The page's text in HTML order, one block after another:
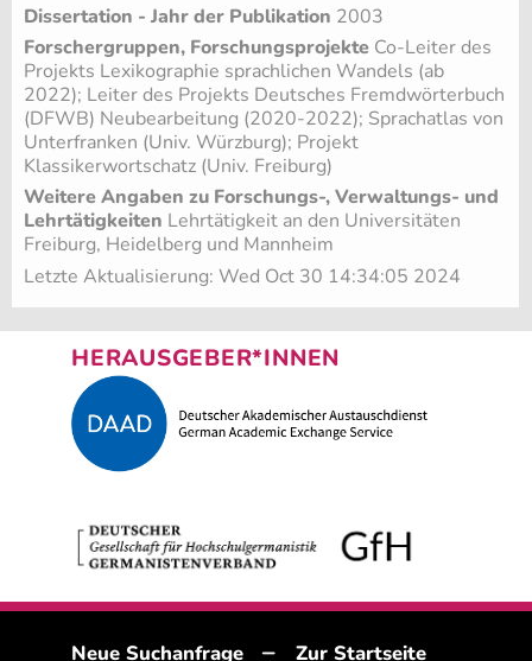
Dissertation - Jahr der Publikation 2003
Forschergruppen, Forschungsprojekte Co-Leiter des
Projekts Lexikographie sprachlichen Wandels (ab
2022); Leiter des Projekts Deutsches Fremdwörterbuch
(DFWB) Neubearbeitung (2020-2022); Sprachatlas von
Unterfranken (Univ. Würzburg); Projekt
Klassikerwortschatz (Univ. Freiburg)
Weitere Angaben zu Forschungs-, Verwaltungs- und
Lehrtätigkeiten Lehrtätigkeit an den Universitäten
Freiburg, Heidelberg und Mannheim
Letzte Aktualisierung: Wed Oct 30 14:34:05 2024
HERAUSGEBER*INNEN
Neue Suchanfrage – Zur Startseite